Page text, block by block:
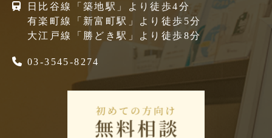
日比谷線「築地駅」より徒歩4分
有楽町線「新富町駅」より徒歩5分
大江戸線「勝どき駅」より徒歩8分
03-3545-8274